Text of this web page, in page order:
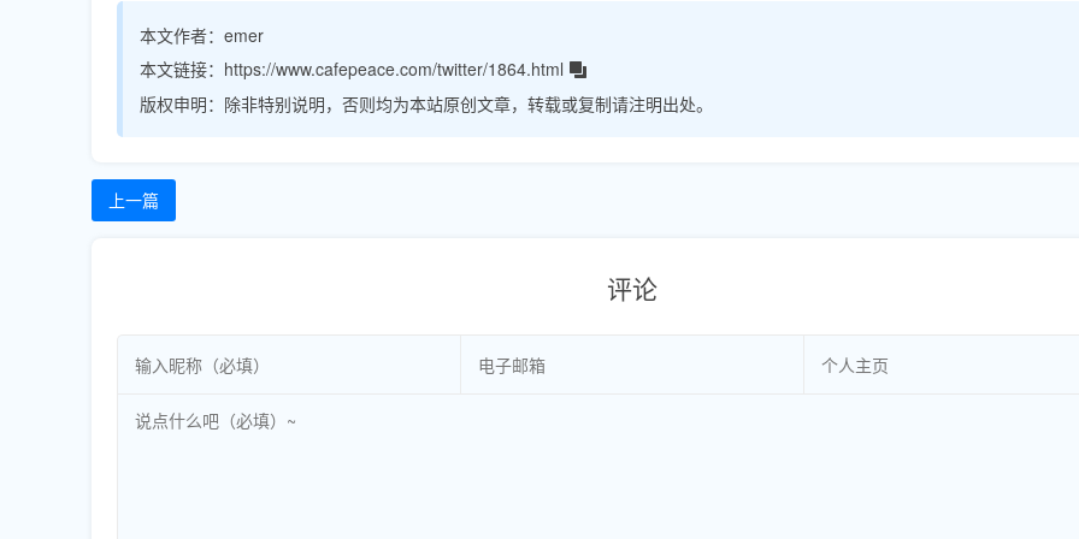
本文作者： emer
本文链接： https://www.cafepeace.com/twitter/1864.html
版权申明： 除非特别说明，否则均为本站原创文章，转载或复制请注明出处。
上一篇
评论